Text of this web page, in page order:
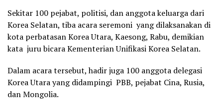
Sekitar 100 pejabat, politisi, dan anggota keluarga dari
Korea Selatan, tiba acara seremoni yang dilaksanakan di
kota perbatasan Korea Utara, Kaesong, Rabu, demikian
kata juru bicara Kementerian Unifikasi Korea Selatan.
Dalam acara tersebut, hadir juga 100 anggota delegasi
Korea Utara yang didampingi PBB, pejabat Cina, Rusia,
dan Mongolia.